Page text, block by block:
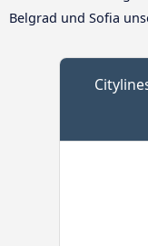
Belgrad und Sofia